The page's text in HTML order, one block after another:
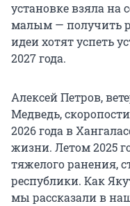
установке взяла на
малым — получить
идеи хотят успеть
2027 года.
Алексей Петров,
Медведь,
2026 года в
жизни. Летом 2025
тяжелого ранения,
республики. Как
мы рассказали в